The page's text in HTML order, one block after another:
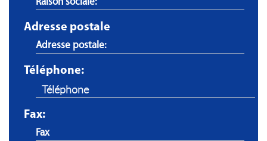
Adresse postale
Téléphone:
Fax: